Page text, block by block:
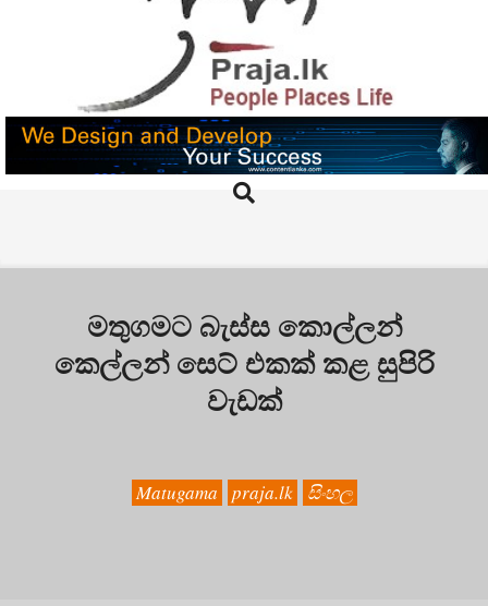
PRAJA.LK
Search
මතුගමට බැස්ස කොල්ලන්
කෙල්ලන් සෙට් එකක් කළ සුපිරි
වැඩක්
Matugama praja.lk සිංහල